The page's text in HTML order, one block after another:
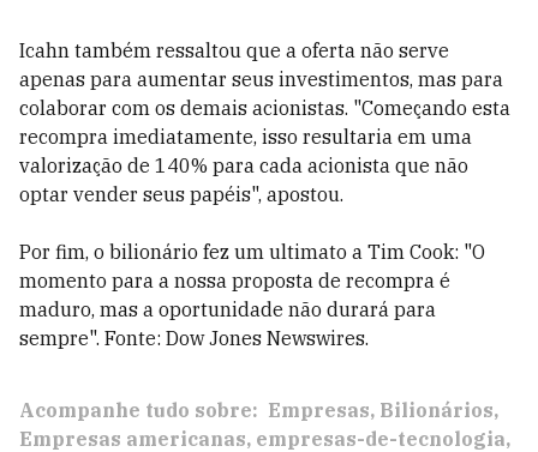
Icahn também ressaltou que a oferta não serve
apenas para aumentar seus investimentos, mas para
colaborar com os demais acionistas. "Começando esta
recompra imediatamente, isso resultaria em uma
valorização de 140% para cada acionista que não
optar vender seus papéis", apostou.
Por fim, o bilionário fez um ultimato a Tim Cook: "O
momento para a nossa proposta de recompra é
maduro, mas a oportunidade não durará para
sempre". Fonte: Dow Jones Newswires.
Acompanhe tudo sobre: Empresas Bilionários
Empresas americanas empresas-de-tecnologia